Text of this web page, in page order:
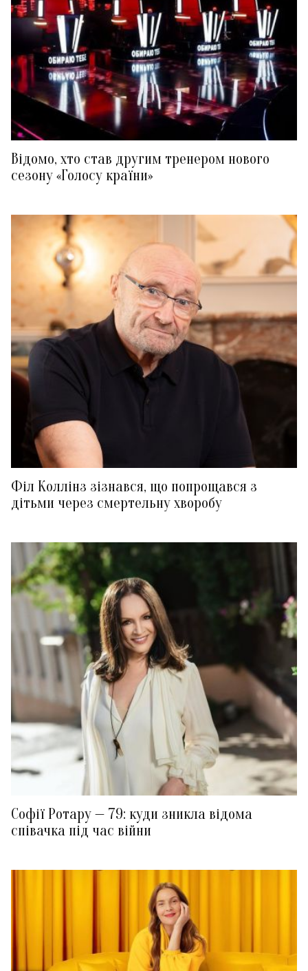
Відомо, хто став другим тренером нового
сезону «Голосу країни»
Філ Коллінз зізнався, що попрощався з
дітьми через смертельну хворобу
Софії Ротару — 79: куди зникла відома
співачка під час війни